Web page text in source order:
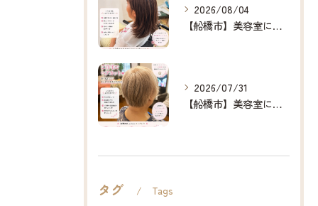
2026/08/04
【船橋市】美容室に行けない…をなくしたい✂️✨
2026/07/31
【船橋市】美容室に行けない…をなくしたい✂️✨
タグ Tags